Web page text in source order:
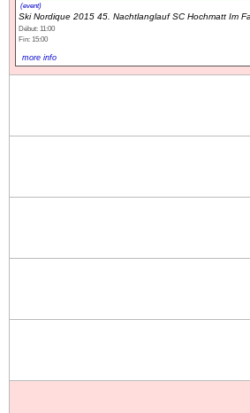
(event)
Ski Nordique 2015 45. Nachtlanglauf SC Hochmatt Im
Début: 11:00
Fin: 15:00
more info